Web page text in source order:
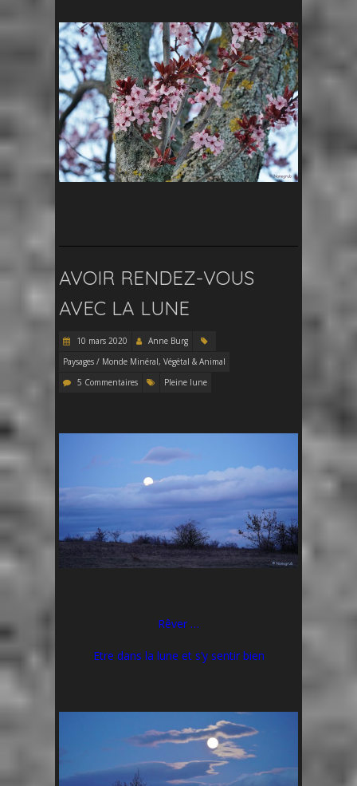
AVOIR RENDEZ-VOUS
AVEC LA LUNE
10 mars 2020
Anne Burg
Paysages / Monde Minéral, Végétal & Animal
5 Commentaires
Pleine lune
Rêver …
Etre dans la lune et s’y sentir bien